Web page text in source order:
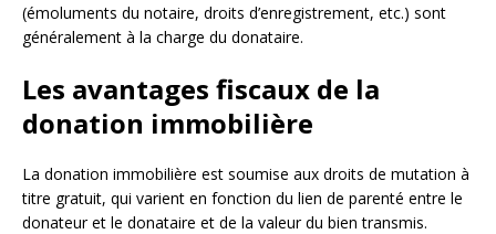
(émoluments du notaire, droits d’enregistrement, etc.) sont
généralement à la charge du donataire.
Les avantages fiscaux de la
donation immobilière
La donation immobilière est soumise aux droits de mutation à
titre gratuit, qui varient en fonction du lien de parenté entre le
donateur et le donataire et de la valeur du bien transmis.